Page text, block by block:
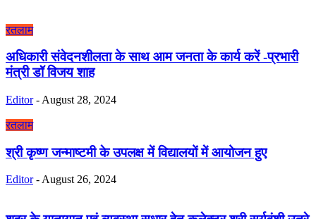
रतलाम
अधिकारी संवेदनशीलता के साथ आम जनता के कार्य करें -प्रभारी
मंत्री डॉ विजय शाह
Editor - August 28, 2024
रतलाम
श्री कृष्ण जन्माष्टमी के उपलक्ष में विद्यालयों में आयोजन हुए
Editor -August 26, 2024